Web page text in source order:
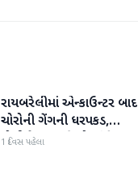
રાષ્ટ્રીય
રાયબરેલીમાં એન્કાઉન્ટર બાદ
ચોરોની ગેંગની ધરપકડ,
પોલીસે 12.4 કિલો ચાંદીના
1 દિવસ પહેલા